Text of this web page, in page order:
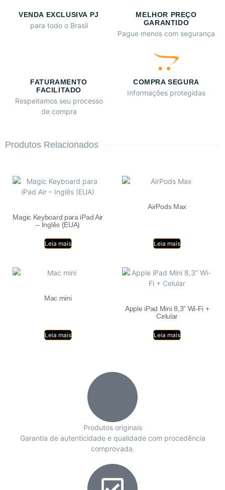
VENDA EXCLUSIVA PJ
para todo o Brasil
MELHOR PREÇO
GARANTIDO
Pague menos com segurança
FATURAMENTO
FACILITADO
Respeitamos seu processo
de compra
COMPRA SEGURA
Informações protegidas
Produtos Relacionados
Magic Keyboard para iPad Air
– Inglês (EUA)
Leia mais
AirPods Max
Leia mais
Mac mini
Leia mais
Apple iPad Mini 8,3” Wi-Fi +
Celular
Leia mais
Produtos originais
Garantia de autenticidade e qualidade com procedência
comprovada.